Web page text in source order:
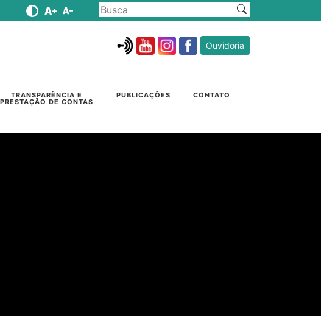
Ouvidoria
TRANSPARÊNCIA E
PRESTAÇÃO DE CONTAS
PUBLICAÇÕES CONTATO